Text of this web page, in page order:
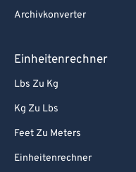
Archivkonverter
Einheitenrechner
Lbs Zu Kg
Kg Zu Lbs
Feet Zu Meters
Einheitenrechner